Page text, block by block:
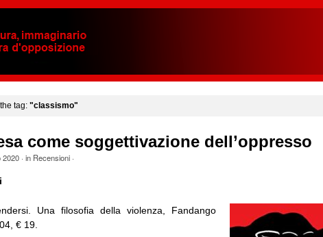
tag: "classismo"
come soggettivazione dell’oppresso
2020· in Recensioni·
Una filosofia della violenza, Fandango
€ 19.